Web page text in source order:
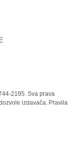
2195. Sva prava
izdavača. Pravila